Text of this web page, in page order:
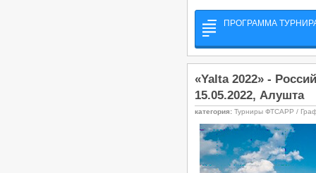
ПРОГРАММА
«Yalta 2022» -
15.05.2022, Алушта
категория: Турниры ФТСАРР /